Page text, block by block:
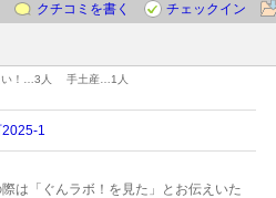
クチコミを書く
チェックイン
！… 3人 手土産… 1人
1
は「ぐんラボ！を見た」とお伝えいた